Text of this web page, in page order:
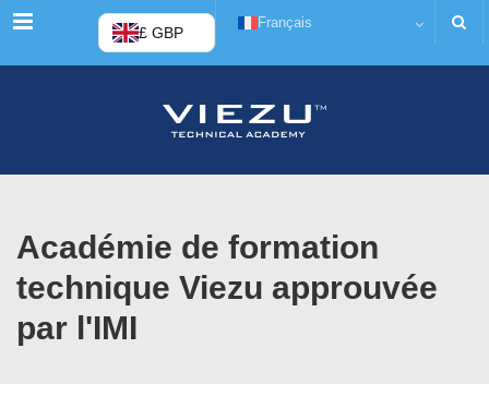
Menu £ GBP
Français
Académie de formation
technique Viezu approuvée
par l'IMI